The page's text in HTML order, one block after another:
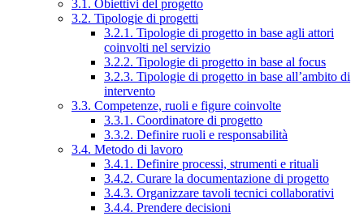
3.1. Obiettivi del progetto
3.2. Tipologie di progetti
3.2.1. Tipologie di progetto in base agli attori
coinvolti nel servizio
3.2.2. Tipologie di progetto in base al focus
3.2.3. Tipologie di progetto in base all’ambito di
intervento
3.3. Competenze, ruoli e figure coinvolte
3.3.1. Coordinatore di progetto
3.3.2. Definire ruoli e responsabilità
3.4. Metodo di lavoro
3.4.1. Definire processi, strumenti e rituali
3.4.2. Curare la documentazione di progetto
3.4.3. Organizzare tavoli tecnici collaborativi
3.4.4. Prendere decisioni